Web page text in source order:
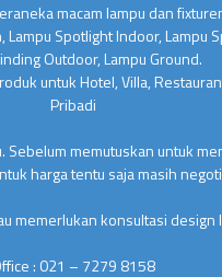
macam lampu dan
Lampu Spotlight Indoor,
Outdoor, Lampu Ground.
untuk Hotel, Villa,
Pribadi
memutuskan untuk
harga tentu saja masih
memerlukan konsultasi design
: 021 – 7279 8158